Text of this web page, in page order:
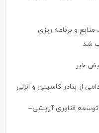
و برنامه ریزی
شد
خبر
فناوری آرایشی–